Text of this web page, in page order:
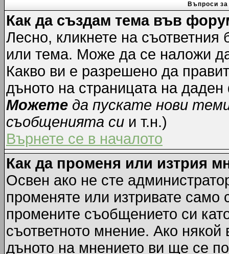
Въпроси
Как да създам тема във
Лесно, кликнете на
или тема. Може да се наложи
Какво ви е разрешено да
дъното на страницата на
Можете да пускате нови
съобщенията си и т.н.)
Върнете се в началото
Как да променя или изтрия
Освен ако не сте
променяте или изтривате
промените съобщението си
съответното мнение. Ако
дъното на мнението ви ще се